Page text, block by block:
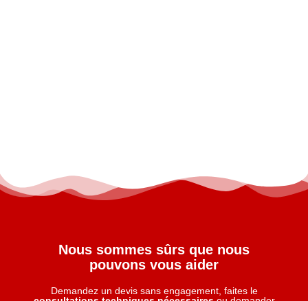
Nous sommes sûrs que nous
pouvons vous aider
Demandez un devis sans engagement, faites le